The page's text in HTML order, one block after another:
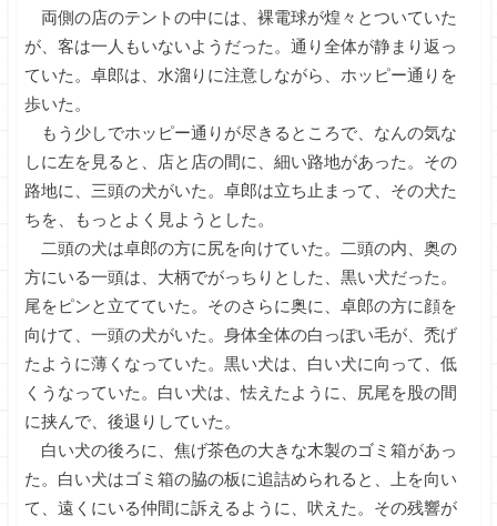
両側の店のテントの中には、裸電球が煌々とついていた
が、客は一人もいないようだった。通り全体が静まり返っ
ていた。卓郎は、水溜りに注意しながら、ホッピー通りを
歩いた。
もう少しでホッピー通りが尽きるところで、なんの気な
しに左を見ると、店と店の間に、細い路地があった。その
路地に、三頭の犬がいた。卓郎は立ち止まって、その犬た
ちを、もっとよく見ようとした。
二頭の犬は卓郎の方に尻を向けていた。二頭の内、奥の
方にいる一頭は、大柄でがっちりとした、黒い犬だった。
尾をピンと立てていた。そのさらに奥に、卓郎の方に顔を
向けて、一頭の犬がいた。身体全体の白っぽい毛が、禿げ
たように薄くなっていた。黒い犬は、白い犬に向って、低
くうなっていた。白い犬は、怯えたように、尻尾を股の間
に挟んで、後退りしていた。
白い犬の後ろに、焦げ茶色の大きな木製のゴミ箱があっ
た。白い犬はゴミ箱の脇の板に追詰められると、上を向い
て、遠くにいる仲間に訴えるように、吠えた。その残響が